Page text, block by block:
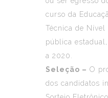
curso da
Técnica de Nível
pública
a 2020.
Seleção – O
dos candidatos